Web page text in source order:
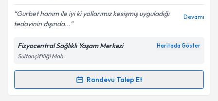
Gurbet hanım ile iyi ki yollarımız kesişmiş uyguladığı
tedavinin dışında...
Devamı
Fizyocentral Sağlıklı Yaşam Merkezi Haritada Göster
Sultançiftliği Mah.
Randevu Talep Et
Randevu Takvimi Talebi